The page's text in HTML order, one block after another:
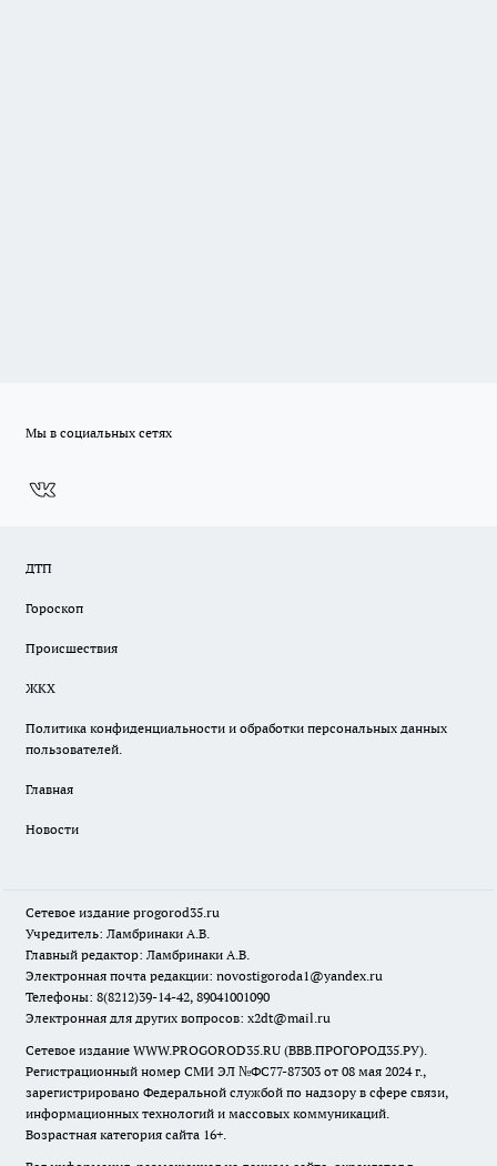
Мы в социальных сетях
ДТП
Гороскоп
Происшествия
ЖКХ
Политика конфиденциальности и обработки персональных данных
пользователей.
Главная
Новости
Сетевое издание progorod35.ru
Учредитель: Ламбринаки А.В.
Главный редактор: Ламбринаки А.В.
Электронная почта редакции: novostigoroda1@yandex.ru
Телефоны: 8(8212)39-14-42, 89041001090
Электронная для других вопросов: x2dt@mail.ru
Сетевое издание WWW.PROGOROD35.RU (ВВВ.ПРОГОРОД35.РУ).
Регистрационный номер СМИ ЭЛ №ФС77-87303 от 08 мая 2024 г.,
зарегистрировано Федеральной службой по надзору в сфере связи,
информационных технологий и массовых коммуникаций.
Возрастная категория сайта 16+.